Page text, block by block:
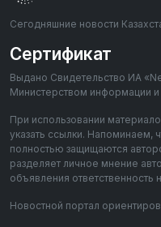
Сегодняшние новости
Сертификат
Выдано Свидетельство ИА
Министерством информации
При использовании
указать ссылки. Напоминаем,
полностью защищаются
разделяет личное мнение
объявления ответственность
Новостной портал